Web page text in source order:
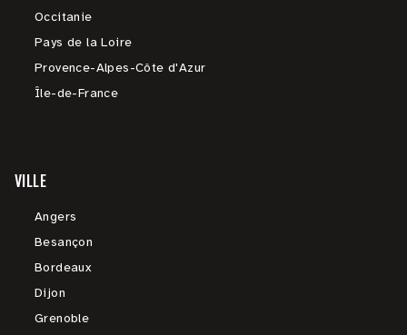
Occitanie
Pays de la Loire
Provence-Alpes-Côte d'Azur
Île-de-France
VILLE
Angers
Besançon
Bordeaux
Dijon
Grenoble